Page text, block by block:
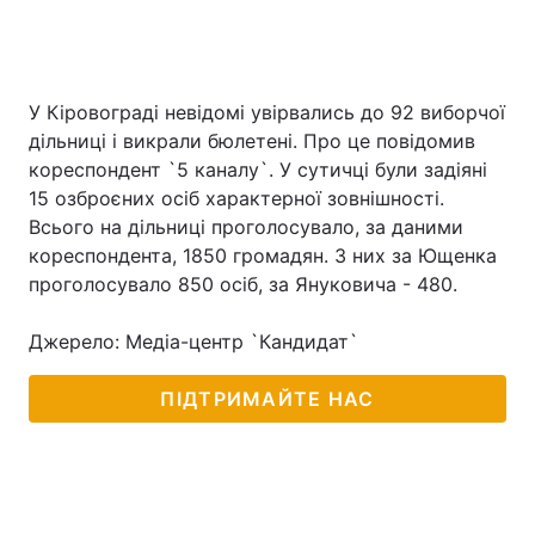
У Кіровограді невідомі увірвались до 92 виборчої
дільниці і викрали бюлетені. Про це повідомив
кореспондент `5 каналу`. У сутичці були задіяні
15 озброєних осіб характерної зовнішності.
Всього на дільниці проголосувало, за даними
кореспондента, 1850 громадян. З них за Ющенка
проголосувало 850 осіб, за Януковича - 480.
Джерело: Медіа-центр `Кандидат`
ПІДТРИМАЙТЕ НАС